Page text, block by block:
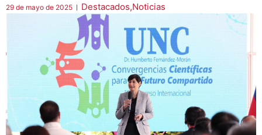
29 de mayo de 2025 Destacados,Noticias